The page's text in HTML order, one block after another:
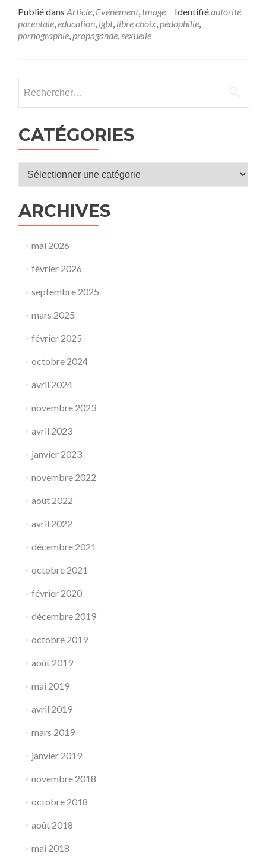
plus
:
question »,
Publié dans Article, Evénement, Image Identifiéautorité
parentale,education, lgbt, libre choix,pédophilie,
pornographie,propagande,sexuelle
CATÉGORIES
Catégories
ARCHIVES
mai 2026
février 2026
septembre 2025
mars 2025
février 2025
octobre 2024
avril 2024
novembre 2023
avril 2023
janvier 2023
novembre 2022
août 2022
avril 2022
décembre 2021
octobre 2021
février 2020
décembre 2019
octobre 2019
août 2019
mai 2019
avril 2019
mars 2019
janvier 2019
novembre 2018
octobre 2018
août 2018
mai 2018